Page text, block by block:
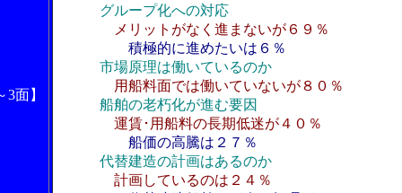
3面】
グループ化への対応
メリットがなく進まないが６９％
積極的に進めたいは６％
市場原理は働いているのか
用船料面では働いていないが８０％
船舶の老朽化が進む要因
運賃･用船料の長期低迷が４０％
船価の高騰は２７％
代替建造の計画はあるのか
計画しているのは２４％